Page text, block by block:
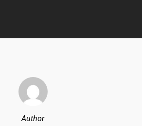
Author